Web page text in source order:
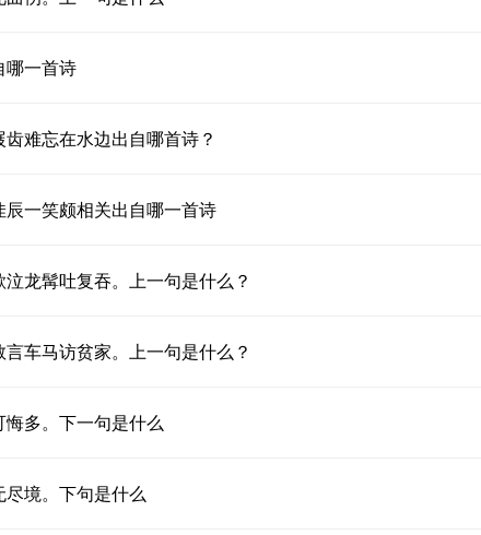
哪一首诗
难忘在水边出自哪首诗？
一笑颇相关出自哪一首诗
龙髯吐复吞。上一句是什么？
车马访贫家。上一句是什么？
多。下一句是什么
境。下句是什么